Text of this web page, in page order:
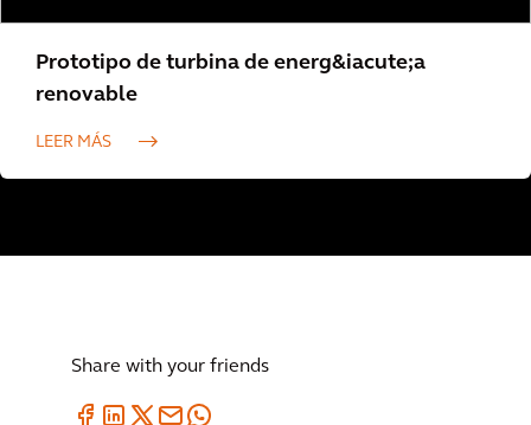
Prototipo de turbina de energ&iacute;a
renovable
LEER MÁS
Share with your friends